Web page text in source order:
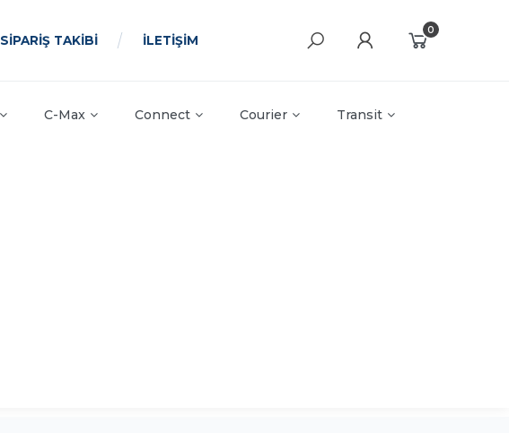
SİPARİŞ TAKİBİ İLETİŞİM
0
C-Max Connect Courier Transit